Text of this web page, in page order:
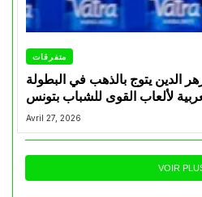
متفرقات
الدين يتوج بالذهب في البطولة
لألعاب القوى للشباب بتونس
Avril 27, 2026
VOIR